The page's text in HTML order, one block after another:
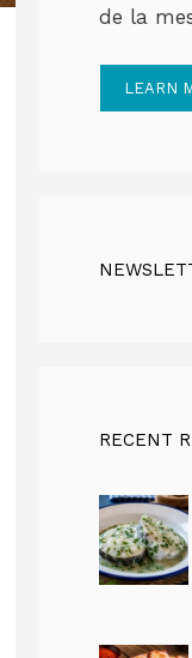
de la
LEARN
RECENT